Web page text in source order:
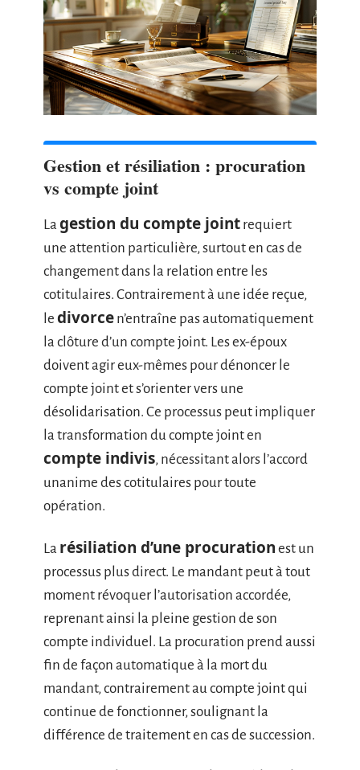
Gestion et résiliation : procuration
vs compte joint
La gestion du compte joint requiert
une attention particulière, surtout en cas de
changement dans la relation entre les
cotitulaires. Contrairement à une idée reçue,
le divorce n’entraîne pas automatiquement
la clôture d’un compte joint. Les ex-époux
doivent agir eux-mêmes pour dénoncer le
compte joint et s’orienter vers une
désolidarisation. Ce processus peut impliquer
la transformation du compte joint en
compte indivis, nécessitant alors l’accord
unanime des cotitulaires pour toute
opération.
La résiliation d’une procuration est un
processus plus direct. Le mandant peut à tout
moment révoquer l’autorisation accordée,
reprenant ainsi la pleine gestion de son
compte individuel. La procuration prend aussi
fin de façon automatique à la mort du
mandant, contrairement au compte joint qui
continue de fonctionner, soulignant la
différence de traitement en cas de succession.